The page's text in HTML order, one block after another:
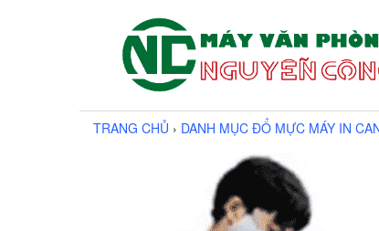
TRANG CHỦ › DANH MỤC ĐỔ MỰC MÁY IN